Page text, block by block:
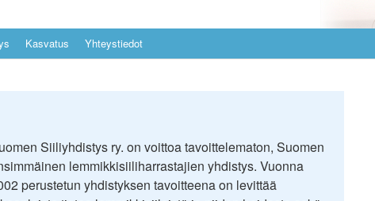
Kasvatus Yhteystiedot
Siiliyhdistys ry. on voittoa tavoittelematon, Suomen
lemmikkisiiliharrastajien yhdistys. Vuonna
perustetun yhdistyksen tavoitteena on levittää